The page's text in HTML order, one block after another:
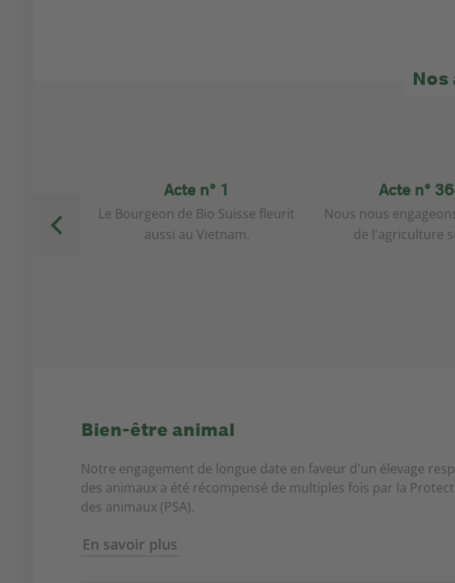
Nos
fourni
Acte n° 1
Le Bourgeon de Bio Suisse fleurit
aussi au Vietnam.
Acte n°
Nous nous
de l'agriculture
Bien-être animal
Notre engagement de longue date en faveur d'un élevage
des animaux a été récompensé de multiples fois par la
des animaux (PSA).
En savoir plus